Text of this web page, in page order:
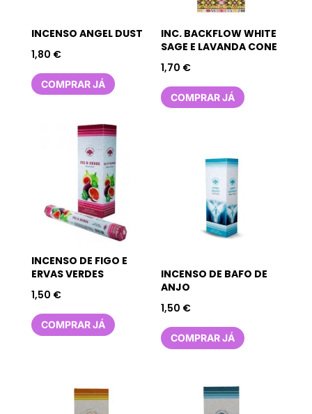
INCENSO ANGEL DUST
1,80 €
COMPRAR JÁ
INC. BACKFLOW WHITE
SAGE E LAVANDA CONE
1,70 €
COMPRAR JÁ
INCENSO DE FIGO E
ERVAS VERDES
1,50 €
COMPRAR JÁ
INCENSO DE BAFO DE
ANJO
1,50 €
COMPRAR JÁ